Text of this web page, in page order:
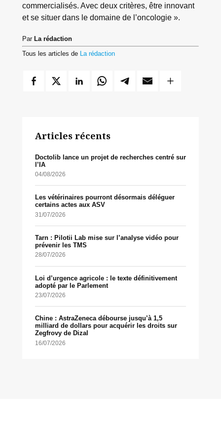
commercialisés. Avec deux critères, être innovant
et se situer dans le domaine de l’oncologie ».
Par La rédaction
Tous les articles de La rédaction
Articles récents
Doctolib lance un projet de recherches centré sur
l’IA
04/08/2026
Les vétérinaires pourront désormais déléguer
certains actes aux ASV
31/07/2026
Tarn : Pilotii Lab mise sur l’analyse vidéo pour
prévenir les TMS
28/07/2026
Loi d’urgence agricole : le texte définitivement
adopté par le Parlement
23/07/2026
Chine : AstraZeneca débourse jusqu’à 1,5
milliard de dollars pour acquérir les droits sur
Zegfrovy de Dizal
16/07/2026